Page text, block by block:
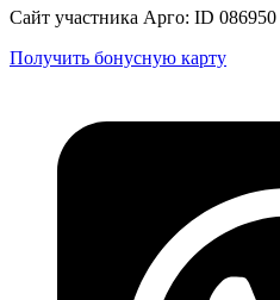
Сайт участника Арго: ID 086950
Получить бонусную карту